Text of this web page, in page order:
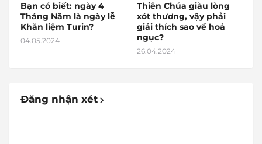
Bạn có biết: ngày 4
Tháng Năm là ngày lễ
Khăn liệm Turin?
04.05.2024
Thiên Chúa giàu lòng
xót thương, vậy phải
giải thích sao về hoả
ngục?
26.04.2024
Đăng nhận xét